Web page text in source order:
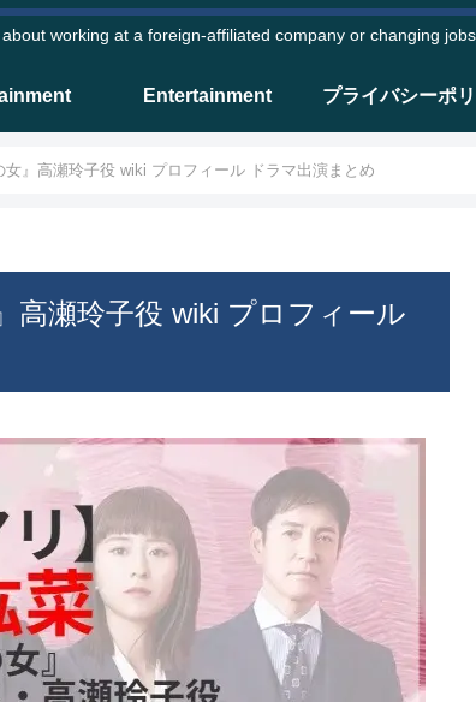
working at a foreign-affiliated company or changing jobs
Entertainment プライバシーポ
女』高瀬玲子役 wiki プロフィール ドラマ出演まとめ
高瀬玲子役 wiki プロフィール